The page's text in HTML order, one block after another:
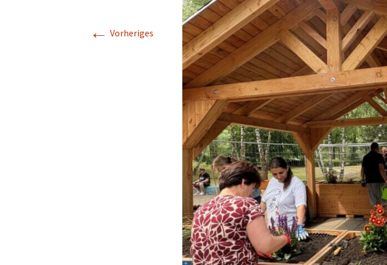
Makerspace
Nähstübchen
Repair Café
Die Strick- und
Häkelmädels
(Mittwochsgruppe)
Strickmädels
(Donnerstags 10 uhr
Gruppe)
Stricken für jung und alt
(Donnerstags 14 uhr
Gruppe)
Tabletop
Werbellinseegnitzen
← Vorheriges